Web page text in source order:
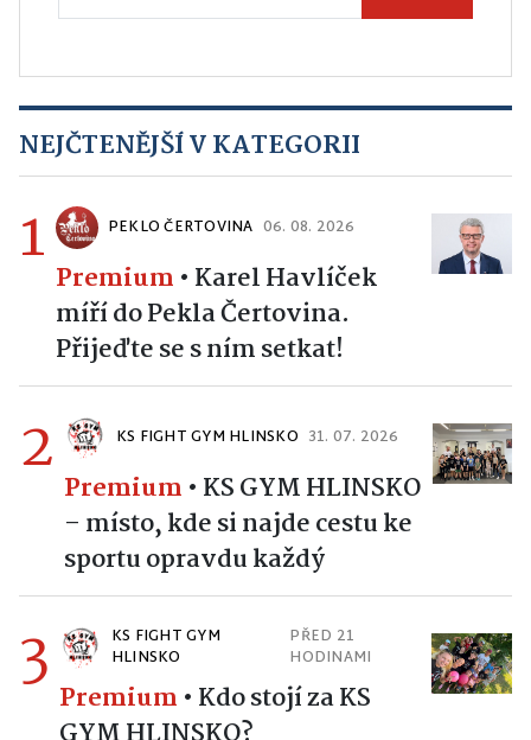
NEJČTENĚJŠÍ V KATEGORII
1 PEKLO ČERTOVINA 06. 08. 2026
Premium • Karel Havlíček
míří do Pekla Čertovina.
Přijeďte se s ním setkat!
2 KS FIGHT GYM HLINSKO 31. 07. 2026
Premium • KS GYM HLINSKO
– místo, kde si najde cestu ke
sportu opravdu každý
3
KS FIGHT GYM
HLINSKO
PŘED 21
HODINAMI
Premium • Kdo stojí za KS